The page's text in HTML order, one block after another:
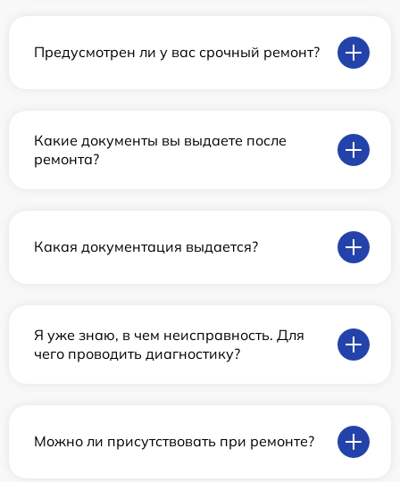
Предусмотрен ли у вас срочный ремонт?
Какие документы вы выдаете после
ремонта?
Какая документация выдается?
Я уже знаю, в чем неисправность. Для
чего проводить диагностику?
Можно ли присутствовать при ремонте?